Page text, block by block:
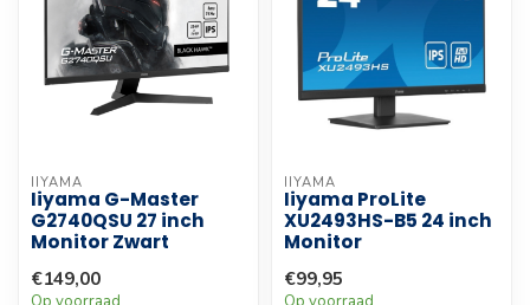
IIYAMA
Iiyama G-Master
G2740QSU 27 inch
Monitor Zwart
€149,00
IIYAMA
Iiyama ProLite
XU2493HS-B5 24 inch
Monitor
€99,95